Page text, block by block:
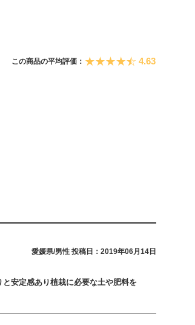
この商品の平均評価： 4.63
愛媛県/男性 投稿日：2019年06月14日
安定感あり植栽に必要な土や肥料を